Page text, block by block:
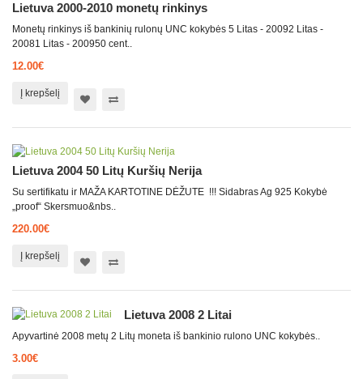
Lietuva 2000-2010 monetų rinkinys
Monetų rinkinys iš bankinių rulonų UNC kokybės 5 Litas - 20092 Litas -
20081 Litas - 200950 cent..
12.00€
Į krepšelį
Lietuva 2004 50 Litų Kuršių Nerija
Su sertifikatu ir MAŽA KARTOTINE DĖŽUTE !!! Sidabras Ag 925 Kokybė
„proof“ Skersmuo&nbs..
220.00€
Į krepšelį
Lietuva 2008 2 Litai
Apyvartinė 2008 metų 2 Litų moneta iš bankinio rulono UNC kokybės..
3.00€